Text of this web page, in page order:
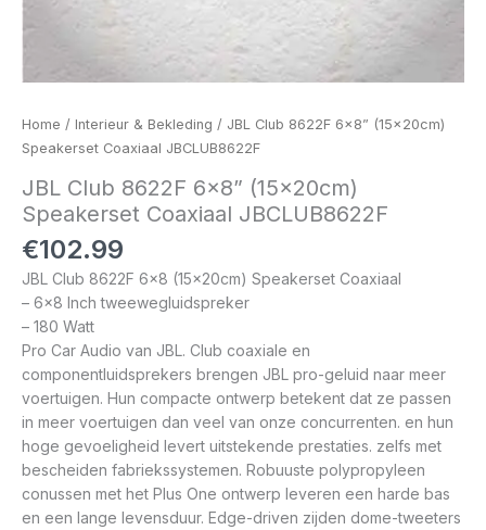
Home / Interieur & Bekleding / JBL Club 8622F 6×8” (15x20cm)
Speakerset Coaxiaal JBCLUB8622F
JBL Club 8622F 6×8” (15x20cm)
Speakerset Coaxiaal JBCLUB8622F
€102.99
JBL Club 8622F 6×8 (15x20cm) Speakerset Coaxiaal
– 6×8 Inch tweewegluidspreker
– 180 Watt
Pro Car Audio van JBL. Club coaxiale en
componentluidsprekers brengen JBL pro-geluid naar meer
voertuigen. Hun compacte ontwerp betekent dat ze passen
in meer voertuigen dan veel van onze concurrenten. en hun
hoge gevoeligheid levert uitstekende prestaties. zelfs met
bescheiden fabriekssystemen. Robuuste polypropyleen
conussen met het Plus One ontwerp leveren een harde bas
en een lange levensduur. Edge-driven zijden dome-tweeters